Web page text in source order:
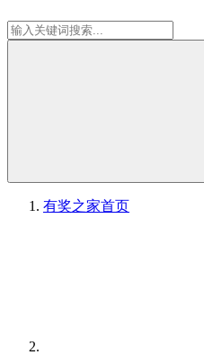
有奖之家首页